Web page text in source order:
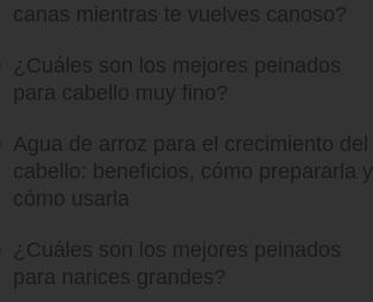
canas mientras te vuelves canoso?
¿Cuáles son los mejores peinados
para cabello muy fino?
Agua de arroz para el crecimiento del
cabello: beneficios, cómo prepararla y
cómo usarla
¿Cuáles son los mejores peinados
para narices grandes?